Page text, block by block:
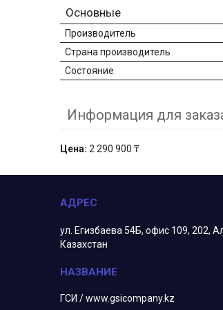
Основные
Производитель
Страна производитель
Состояние
Информация для
Цена: 2 290 900 ₸
ул. Егизбаева 54Б, офис 109, 202,
Казахстан
ГСИ / www.gsicompany.kz